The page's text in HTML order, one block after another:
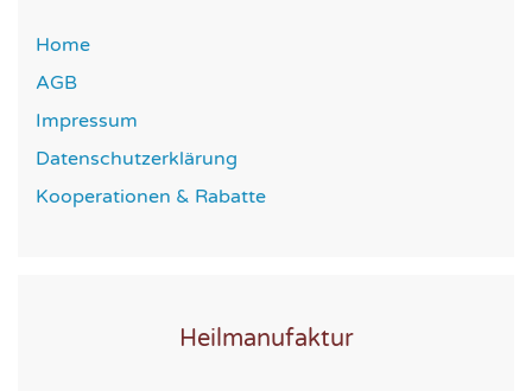
Home
AGB
Impressum
Datenschutzerklärung
Kooperationen & Rabatte
Heilmanufaktur